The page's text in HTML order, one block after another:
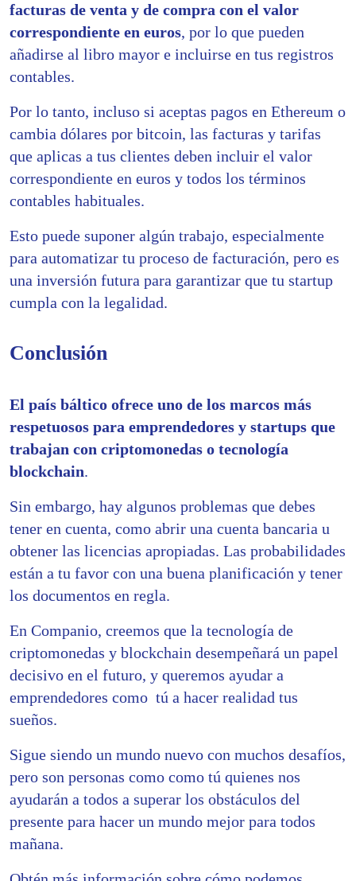
facturas de venta y de compra con el valor
correspondiente en euros, por lo que pueden
añadirse al libro mayor e incluirse en tus registros
contables.
Por lo tanto, incluso si aceptas pagos en Ethereum o
cambia dólares por bitcoin, las facturas y tarifas
que aplicas a tus clientes deben incluir el valor
correspondiente en euros y todos los términos
contables habituales.
Esto puede suponer algún trabajo, especialmente
para automatizar tu proceso de facturación, pero es
una inversión futura para garantizar que tu startup
cumpla con la legalidad.
Conclusión
El país báltico ofrece uno de los marcos más
respetuosos para emprendedores y startups que
trabajan con criptomonedas o tecnología
blockchain.
Sin embargo, hay algunos problemas que debes
tener en cuenta, como abrir una cuenta bancaria u
obtener las licencias apropiadas. Las probabilidades
están a tu favor con una buena planificación y tener
los documentos en regla.
En Companio, creemos que la tecnología de
criptomonedas y blockchain desempeñará un papel
decisivo en el futuro, y queremos ayudar a
emprendedores como tú a hacer realidad tus
sueños.
Sigue siendo un mundo nuevo con muchos desafíos,
pero son personas como como tú quienes nos
ayudarán a todos a superar los obstáculos del
presente para hacer un mundo mejor para todos
mañana.